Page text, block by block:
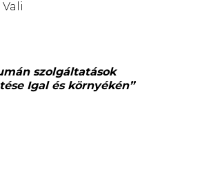
szolgáltatások
Igal és környékén”